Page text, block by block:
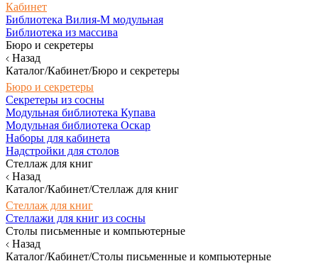
Кабинет
Библиотека Вилия-М модульная
Библиотека из массива
Бюро и секретеры
Назад
Каталог/Кабинет/Бюро и секретеры
Бюро и секретеры
Секретеры из сосны
Модульная библиотека Купава
Модульная библиотека Оскар
Наборы для кабинета
Надстройки для столов
Стеллаж для книг
Назад
Каталог/Кабинет/Стеллаж для книг
Стеллаж для книг
Стеллажи для книг из сосны
Столы письменные и компьютерные
Назад
Каталог/Кабинет/Столы письменные и компьютерные